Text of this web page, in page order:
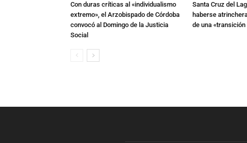
Con duras críticas al «individualismo
extremo», el Arzobispado de Córdoba
convocó al Domingo de la Justicia
Social
Santa Cruz del
haberse
de una